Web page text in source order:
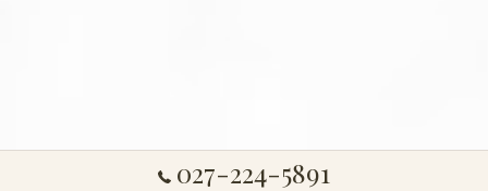
027-224-5891